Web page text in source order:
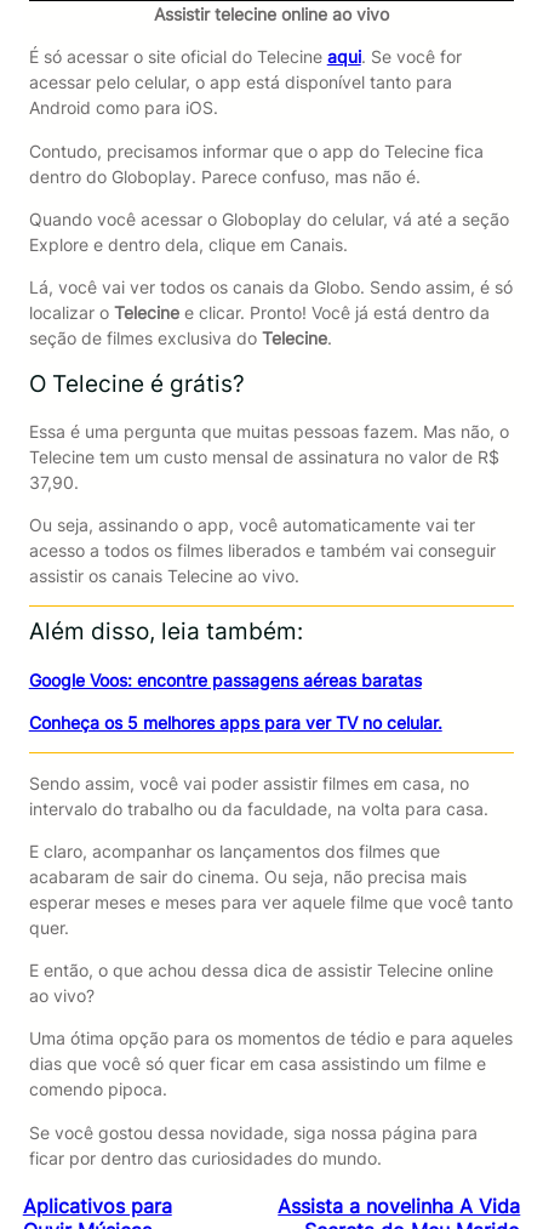
Assistir telecine online ao vivo
É só acessar o site oficial do Telecine aqui. Se você for
acessar pelo celular, o app está disponível tanto para
Android como para iOS.
Contudo, precisamos informar que o app do Telecine fica
dentro do Globoplay. Parece confuso, mas não é.
Quando você acessar o Globoplay do celular, vá até a seção
Explore e dentro dela, clique em Canais.
Lá, você vai ver todos os canais da Globo. Sendo assim, é só
localizar o Telecine e clicar. Pronto! Você já está dentro da
seção de filmes exclusiva do Telecine.
O Telecine é grátis?
Essa é uma pergunta que muitas pessoas fazem. Mas não, o
Telecine tem um custo mensal de assinatura no valor de R$
37,90.
Ou seja, assinando o app, você automaticamente vai ter
acesso a todos os filmes liberados e também vai conseguir
assistir os canais Telecine ao vivo.
Além disso, leia também:
Google Voos: encontre passagens aéreas baratas
Conheça os 5 melhores apps para ver TV no celular.
Sendo assim, você vai poder assistir filmes em casa, no
intervalo do trabalho ou da faculdade, na volta para casa.
E claro, acompanhar os lançamentos dos filmes que
acabaram de sair do cinema. Ou seja, não precisa mais
esperar meses e meses para ver aquele filme que você tanto
quer.
E então, o que achou dessa dica de assistir Telecine online
ao vivo?
Uma ótima opção para os momentos de tédio e para aqueles
dias que você só quer ficar em casa assistindo um filme e
comendo pipoca.
Se você gostou dessa novidade, siga nossa página para
ficar por dentro das curiosidades do mundo.
Aplicativos para
Assista a novelinha A Vida